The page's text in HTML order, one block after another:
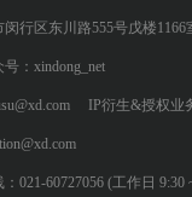
行区东川路555号戊楼1166
：xindong_net
IP衍生&授权业
021-60727056 (工作日 9:30